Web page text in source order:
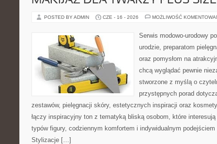
POSTED BY ADMIN CZE - 16 - 2026 MOŻLIWOŚĆ
Serwis modowo-urodowy
urodzie, preparatom
oraz pomysłom na
chcą wyglądać pewnie
stworzone z myślą o
przystępnych porad
zestawów, pielęgnacji skóry, estetycznych inspiracji oraz
łączy inspiracyjny ton z tematyką bliską osobom, które
typów figury, codziennym komfortem i indywidualnym
Stylizacje […]